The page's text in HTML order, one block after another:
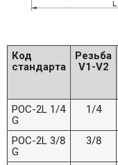
Код
стандарта
Резьба
V1-V2
POC-2L 1/4
G
1/4
POC-2L 3/8
G
3/8